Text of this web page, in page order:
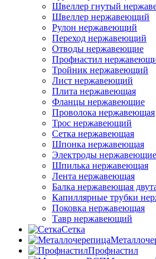
Швеллер гнутый
Швеллер нержавеющий
Рулон нержавеющий
Переход нержавеющий
Отводы нержавеющие
Профнастил
Тройник нержавеющий
Лист нержавеющий
Плита нержавеющая
Фланцы нержавеющие
Проволока нержавеющая
Трос нержавеющий
Сетка нержавеющая
Шпонка нержавеющая
Электроды нержавеющие
Шпилька нержавеющая
Лента нержавеющая
Балка нержавеющая
Капиллярные трубки
Поковка нержавеющая
Тавр нержавеющий
Сетка
Профнастил